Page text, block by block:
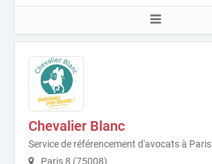
Chevalier Blanc
Service de référencement d'avocats à Paris
Paris 8 (75008)